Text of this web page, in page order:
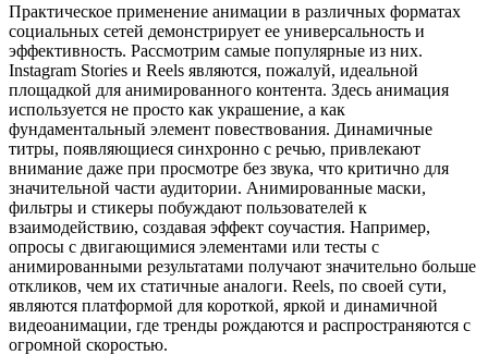
Практическое применение анимации в различных форматах
социальных сетей демонстрирует ее универсальность и
эффективность. Рассмотрим самые популярные из них.
Instagram Stories и Reels являются, пожалуй, идеальной
площадкой для анимированного контента. Здесь анимация
используется не просто как украшение, а как
фундаментальный элемент повествования. Динамичные
титры, появляющиеся синхронно с речью, привлекают
внимание даже при просмотре без звука, что критично для
значительной части аудитории. Анимированные маски,
фильтры и стикеры побуждают пользователей к
взаимодействию, создавая эффект соучастия. Например,
опросы с двигающимися элементами или тесты с
анимированными результатами получают значительно больше
откликов, чем их статичные аналоги. Reels, по своей сути,
являются платформой для короткой, яркой и динамичной
видеоанимации, где тренды рождаются и распространяются с
огромной скоростью.